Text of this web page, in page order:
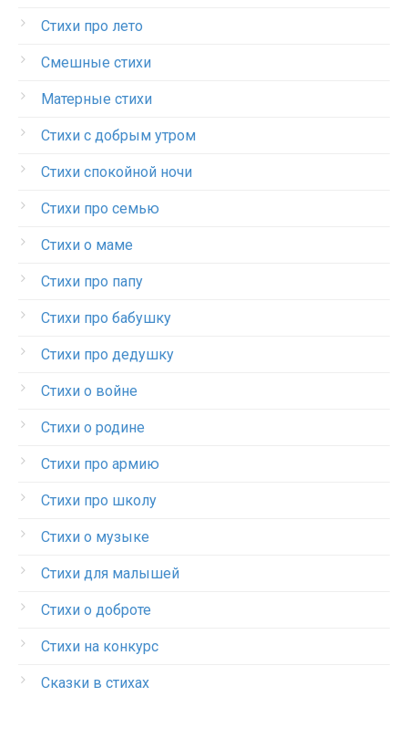
Стихи про лето
Смешные стихи
Матерные стихи
Стихи с добрым утром
Стихи спокойной ночи
Стихи про семью
Стихи о маме
Стихи про папу
Стихи про бабушку
Стихи про дедушку
Стихи о войне
Стихи о родине
Стихи про армию
Стихи про школу
Стихи о музыке
Стихи для малышей
Стихи о доброте
Стихи на конкурс
Сказки в стихах